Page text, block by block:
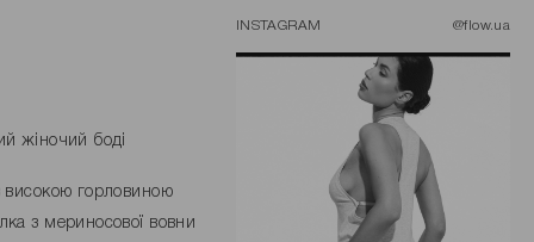
жіночий боді
високою горловиною
з мериносової вовни
INSTAGRAM @flow.ua